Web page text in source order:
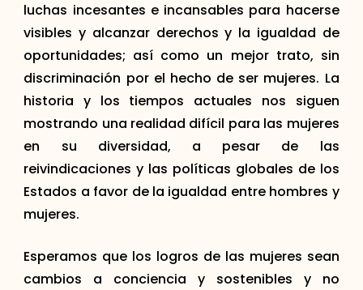
luchas incesantes e incansables para hacerse
visibles y alcanzar derechos y la igualdad de
oportunidades; así como un mejor trato, sin
discriminación por el hecho de ser mujeres. La
historia y los tiempos actuales nos siguen
mostrando una realidad difícil para las mujeres
en su diversidad, a pesar de las
reivindicaciones y las políticas globales de los
Estados a favor de la igualdad entre hombres y
mujeres.
Esperamos que los logros de las mujeres sean
cambios a conciencia y sostenibles y no